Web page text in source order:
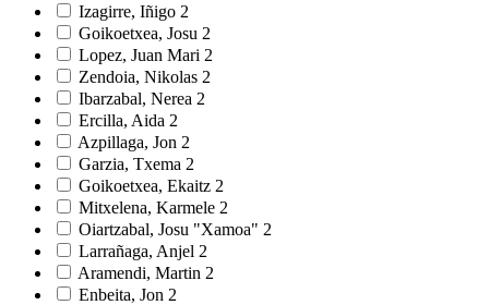
Izagirre, Iñigo 2
Goikoetxea, Josu 2
Lopez, Juan Mari 2
Zendoia, Nikolas 2
Ibarzabal, Nerea 2
Ercilla, Aida 2
Azpillaga, Jon 2
Garzia, Txema 2
Goikoetxea, Ekaitz 2
Mitxelena, Karmele 2
Oiartzabal, Josu "Xamoa" 2
Larrañaga, Anjel 2
Aramendi, Martin 2
Enbeita, Jon 2